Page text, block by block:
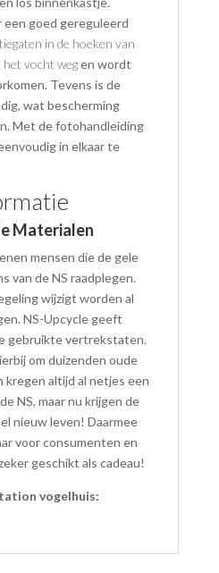
goed gereguleerd
in de hoeken van
vocht wegen wordt
Tevens is de
wat bescherming
Met de fotohandleiding
in elkaar te
Materialen
mensen die de gele
van de NS raadplegen.
wijzigt worden al
NS-Upcycle geeft
gebruikte vertrekstaten.
om duizenden oude
kregen altijd al netjes een
NS, maar nu krijgen de
nieuw leven! Daarmee
voor consumenten en
geschikt als cadeau!
vogelhuis: